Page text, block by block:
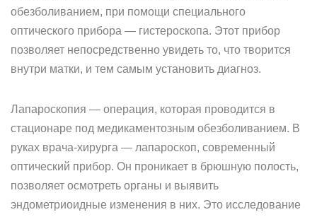
обезболиванием, при помощи специального
оптического прибора — гистероскопа. Этот прибор
позволяет непосредственно увидеть то, что творится
внутри матки, и тем самым установить диагноз.
Лапароскопия — операция, которая проводится в
стационаре под медикаментозным обезболиванием. В
руках врача-хирурга — лапароскоп, современный
оптический прибор. Он проникает в брюшную полость,
позволяет осмотреть органы и выявить
эндометриоидные изменения в них. Это исследование